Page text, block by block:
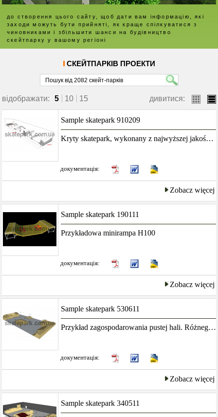
до створення цього сайту, щоб дати вам інформацію, які
заходи можуть бути прийняті, як краще спілкуватися з
чиновниками і збільшити шанси на будівництво
скейтпарку у вашому регіоні
СКЕЙТПАРКІВ ПРОЕКТИ
відображати: 5 10 15 дивитися:
boksylista
Sample skatepark 910209
Kryty skatepark, wykonany z najwyższej jakość kompozytów w połączeniu z zadaszeniem będzie stanowić idealny obiekt rekreacyjny przez wiele lat
документація:
Zobacz więcej
Sample skatepark 190111
Przykładowa minirampa H100
документація:
Zobacz więcej
Sample skatepark 530611
Przykład zagospodarowania pustej hali. Różnego rodzaju i przeznaczenia przeszkody będą przez bardzo długi czas przyciągały młodzież z miasta i...
документація:
Zobacz więcej
Sample skatepark 340511